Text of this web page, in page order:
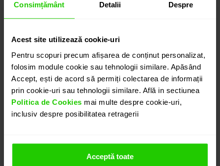
Consimțământ Detalii Despre
Acest site utilizează cookie-uri
Pentru scopuri precum afișarea de conținut personalizat,
folosim module cookie sau tehnologii similare. Apăsând
Accept, ești de acord să permiți colectarea de informații
prin cookie-uri sau tehnologii similare. Află in sectiunea
Politica de Cookies mai multe despre cookie-uri,
inclusiv despre posibilitatea retragerii
Acceptă toate
Showroom
Adresa showroom CASIANI:
Strada Londra nr.22, Sector 1 - Bucuresti /
E-mail: office@casiani.ro